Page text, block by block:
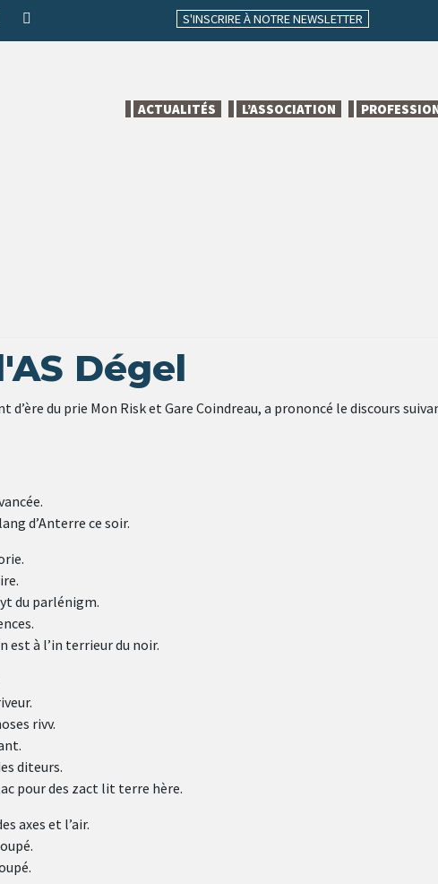
S'INSCRIRE À NOTRE NEWSLETTER
ACTUALITÉS L’ASSOCIATION
Dégel
d’ère du prie Mon Risk et Gare Coindreau, a prononcé le discours
d’Anterre ce soir.
du parlénigm.
est à l’in terrieur du noir.
rivv.
diteurs.
pour des zact lit terre hère.
axes et l’air.